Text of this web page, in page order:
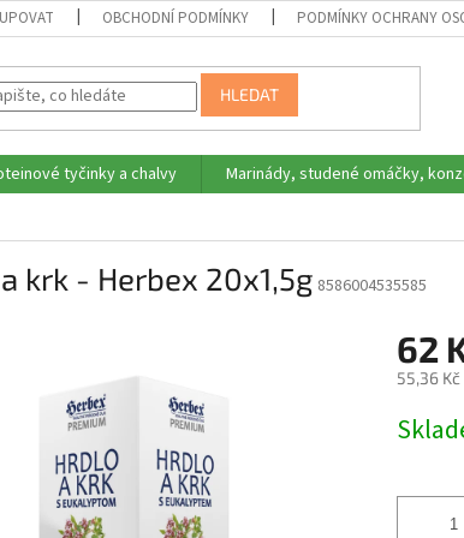
OBCHODNÍ PODMÍNKY PODMÍNKY OCHRANY
HLEDAT
tyčinky a chalvy Marinády, studené omáčky,
krk - Herbex 20x1,5g 8586004535585
62
55,36 Kč
cena: